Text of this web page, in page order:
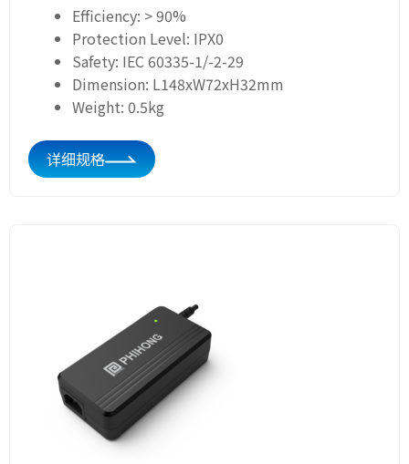
Efficiency: > 90%
Protection Level: IPX0
Safety: IEC 60335-1/-2-29
Dimension: L148xW72xH32mm
Weight: 0.5kg
详细规格